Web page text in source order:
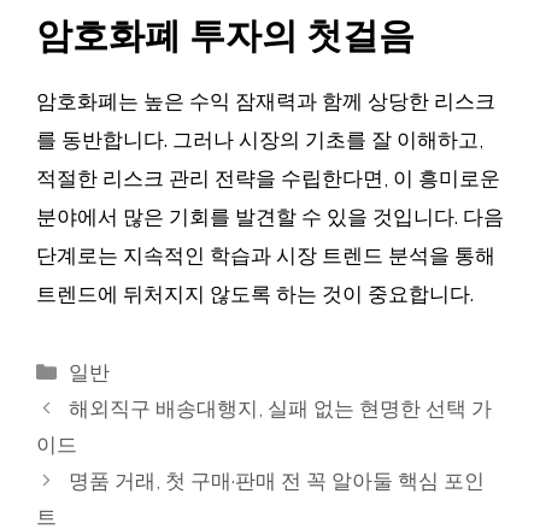
암호화폐 투자의 첫걸음
암호화폐는 높은 수익 잠재력과 함께 상당한 리스크
를 동반합니다. 그러나 시장의 기초를 잘 이해하고,
적절한 리스크 관리 전략을 수립한다면, 이 흥미로운
분야에서 많은 기회를 발견할 수 있을 것입니다. 다음
단계로는 지속적인 학습과 시장 트렌드 분석을 통해
트렌드에 뒤처지지 않도록 하는 것이 중요합니다.
카
테
고
리
일반
해외직구 배송대행지, 실패 없는 현명한 선택 가
이드
명품 거래, 첫 구매·판매 전 꼭 알아둘 핵심 포인
트